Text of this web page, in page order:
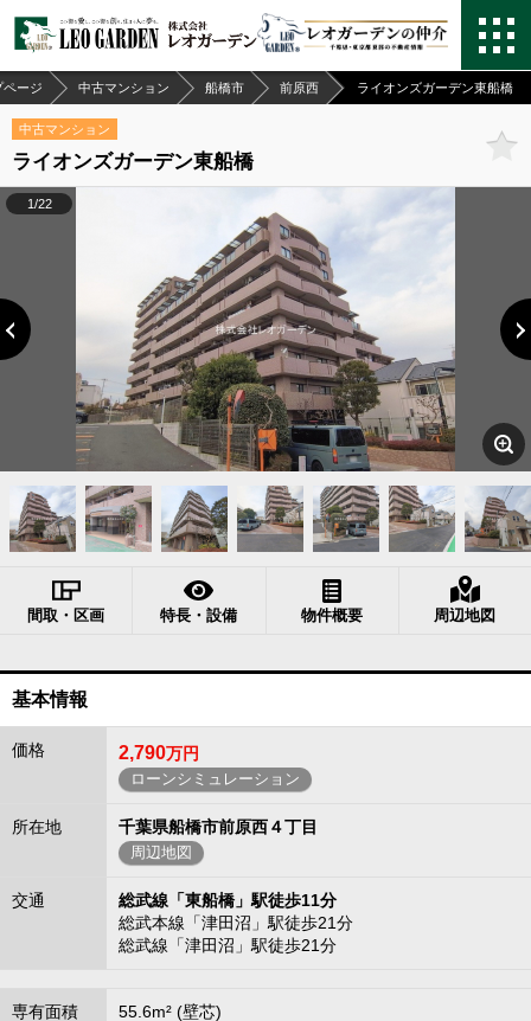
ページ 中古マンション 船橋市 前原西 ライオンズガーデン東船橋
中古マンション
ライオンズガーデン東船橋
1/22
間取・区画 特長・設備 物件概要 周辺地図
基本情報
価格 2,790万円
ローンシミュレーション
所在地 千葉県船橋市前原西４丁目
周辺地図
交通
総武線「東船橋」駅徒歩11分
総武本線「津田沼」駅徒歩21分
総武線「津田沼」駅徒歩21分
専有面積 55.6m² (壁芯)